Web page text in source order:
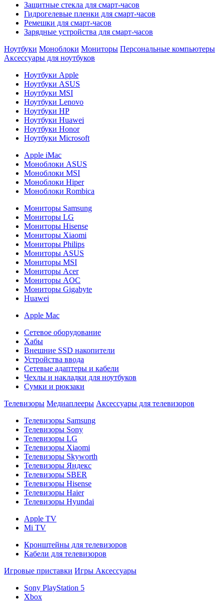
Защитные стекла для смарт-часов
Гидрогелевые пленки для смарт-часов
Ремешки для смарт-часов
Зарядные устройства для смарт-часов
Ноутбуки Моноблоки Мониторы Персональные компьютеры
Аксессуары для ноутбуков
Ноутбуки Apple
Ноутбуки ASUS
Ноутбуки MSI
Ноутбуки Lenovo
Ноутбуки HP
Ноутбуки Huawei
Ноутбуки Honor
Ноутбуки Microsoft
Apple iMac
Моноблоки ASUS
Моноблоки MSI
Моноблоки Hiper
Моноблоки Rombica
Мониторы Samsung
Мониторы LG
Мониторы Hisense
Мониторы Xiaomi
Мониторы Philips
Мониторы ASUS
Мониторы MSI
Мониторы Acer
Мониторы AOC
Мониторы Gigabyte
Huawei
Apple Mac
Сетевое оборудование
Хабы
Внешние SSD накопители
Устройства ввода
Сетевые адаптеры и кабели
Чехлы и накладки для ноутбуков
Сумки и рюкзаки
Телевизоры Медиаплееры Аксессуары для телевизоров
Телевизоры Samsung
Телевизоры Sony
Телевизоры LG
Телевизоры Xiaomi
Телевизоры Skyworth
Телевизоры Яндекс
Телевизоры SBER
Телевизоры Hisense
Телевизоры Haier
Телевизоры Hyundai
Apple TV
Mi TV
Кронштейны для телевизоров
Кабели для телевизоров
Игровые приставки Игры Аксессуары
Sony PlayStation 5
Xbox